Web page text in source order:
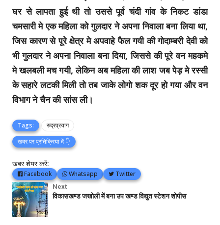
घर से लापता हुई थी तो उससे पूर्वचंदी गांव के निकट डांडा
चमसारी मे एक महिला को गुलदार ने अपना निवाला बना लिया था,
जिस कारण से पूरे क्षेत्र मे अपवाहे फैल गयी कीगोदाम्बरी देवी को
भी गुलदार ने अपना निवाला बना दिया, जिससे की पूरे वन महकमे
मे खलबली मच गयी, लेकिन अब महिला की लाश जब पेड़ मे‌ रस्सी
के सहारे लटकी ‌मिली तो तब जाके लोगो शक दूर हो गया और वन
विभाग ने चैन की सांस ली।
Tags:
रुद्रप्रयाग
खबर पर प्रतिक्रिया दें 👇
खबर शेयर करें:
Facebook Whatsapp Twitter
Next
विकासखण्ड जखोली में बना उप खण्ड विद्युत स्टेशन शोपीस